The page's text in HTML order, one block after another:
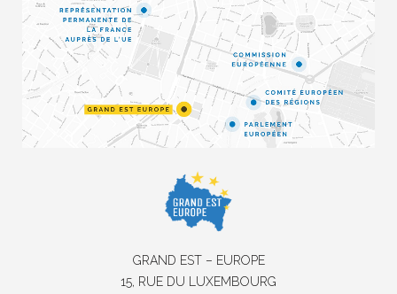
GRAND EST – EUROPE
15, RUE DU LUXEMBOURG